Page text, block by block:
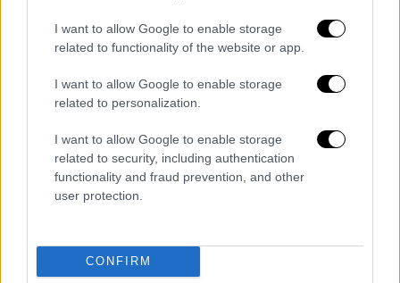
I want to allow Google to enable storage
related to functionality of the website or app.
I want to allow Google to enable storage
related to personalization.
I want to allow Google to enable storage
related to security, including authentication
functionality and fraud prevention, and other
user protection.
CONFIRM